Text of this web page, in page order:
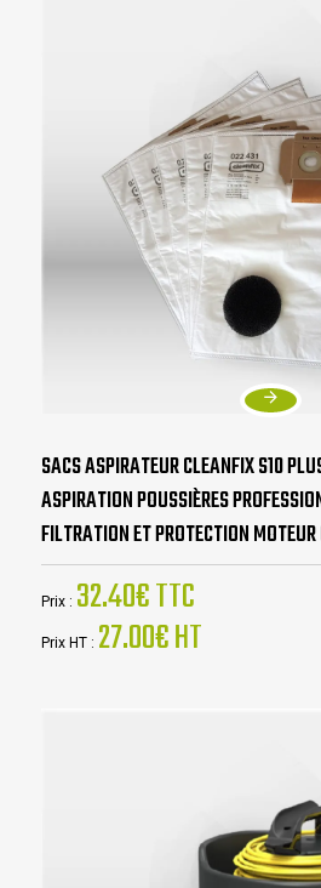
SACS ASPIRATEUR CLEANFIX S10
ASPIRATION POUSSIÈRES
FILTRATION ET PROTECTION
Prix : 32.40€ TTC
Prix HT : 27.00€ HT